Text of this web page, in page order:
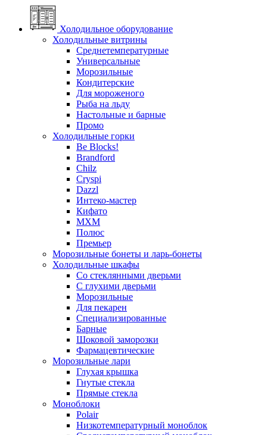
Холодильное оборудование
Холодильные витрины
Среднетемпературные
Универсальные
Морозильные
Кондитерские
Для мороженого
Рыба на льду
Настольные и барные
Промо
Холодильные горки
Be Blocks!
Brandford
Chilz
Cryspi
Dazzl
Интеко-мастер
Кифато
МХМ
Полюс
Премьер
Морозильные бонеты и ларь-бонеты
Холодильные шкафы
Со стеклянными дверьми
С глухими дверьми
Морозильные
Для пекарен
Специализированные
Барные
Шоковой заморозки
Фармацевтические
Морозильные лари
Глухая крышка
Гнутые стекла
Прямые стекла
Моноблоки
Polair
Низкотемпературный моноблок